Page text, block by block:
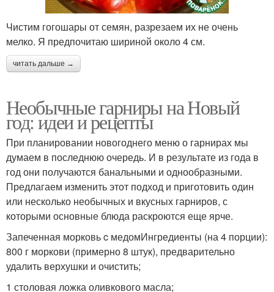
Чистим гогошары от семян, разрезаем их не очень
мелко. Я предпочитаю шириной около 4 см.
читать дальше →
Необычные гарниры на Новый
год: идеи и рецепты
При планировании новогоднего меню о гарнирах мы
думаем в последнюю очередь. И в результате из года в
год они получаются банальными и однообразными.
Предлагаем изменить этот подход и приготовить один
или несколько необычных и вкусных гарниров, с
которыми основные блюда раскроются еще ярче.
Запеченная морковь c медомИнгредиенты (на 4 порции):
800 г моркови (примерно 8 штук), предварительно
удалить верхушки и очистить;
1 столовая ложка оливкового масла;